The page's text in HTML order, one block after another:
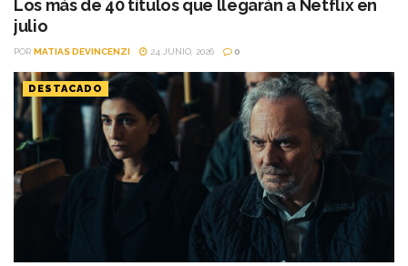
Los más de 40 títulos que llegarán a Netflix en
julio
POR MATIAS DEVINCENZI 24 JUNIO, 2026 0
DESTACADO